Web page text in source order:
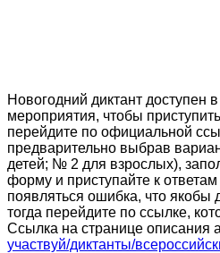
Новогодний диктант доступен
мероприятия, чтобы
перейдите по официальной
предварительно выбрав
детей; № 2 для взрослых),
форму и приступайте к
появляться ошибка, что
тогда перейдите по ссылке,
Ссылка на странице описания
участвуй/диктанты/